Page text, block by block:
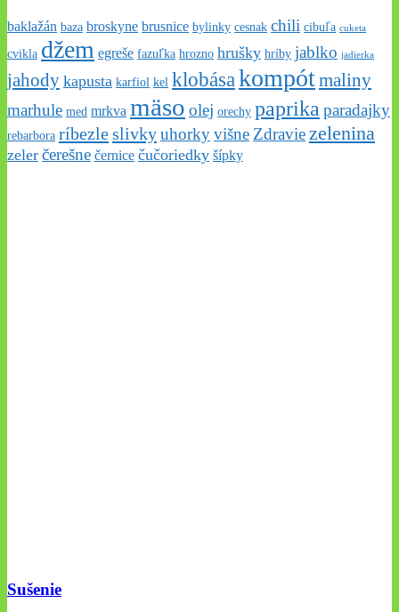
baklažán baza broskyne brusnice bylinky cesnak chili cibuľa cuketa
cvikla džem egreše fazuľka hrozno hrušky hríby jablko jadierka
jahody kapusta karfiol kel klobásakompótmaliny
marhule med mrkva mäso olej orechy paprika paradajky
rebarbora ríbezleslivkyuhorkyvišne Zdravie zelenina
zeler čerešne černice čučoriedky šípky
Sušenie